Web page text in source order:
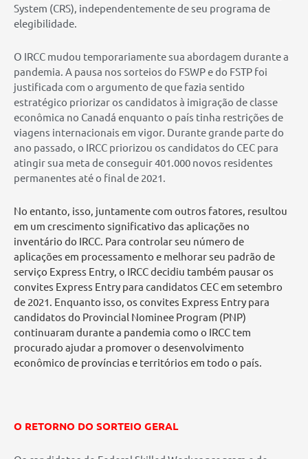
System (CRS), independentemente de seu programa de
elegibilidade.
O IRCC mudou temporariamente sua abordagem durante a
pandemia. A pausa nos sorteios do FSWP e do FSTP foi
justificada com o argumento de que fazia sentido
estratégico priorizar os candidatos à imigração de classe
econômica no Canadá enquanto o país tinha restrições de
viagens internacionais em vigor. Durante grande parte do
ano passado, o IRCC priorizou os candidatos do CEC para
atingir sua meta de conseguir 401.000 novos residentes
permanentes até o final de 2021.
No entanto, isso, juntamente com outros fatores, resultou
em um crescimento significativo das aplicações no
inventário do IRCC. Para controlar seu número de
aplicações em processamento e melhorar seu padrão de
serviço Express Entry, o IRCC decidiu também pausar os
convites Express Entry para candidatos CEC em setembro
de 2021. Enquanto isso, os convites Express Entry para
candidatos do Provincial Nominee Program (PNP)
continuaram durante a pandemia como o IRCC tem
procurado ajudar a promover o desenvolvimento
econômico de províncias e territórios em todo o país.
O RETORNO DO SORTEIO GERAL